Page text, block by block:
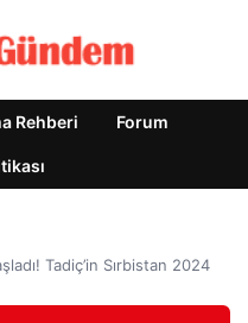
Rehberi Forum
Tadiç’in Sırbistan 2024